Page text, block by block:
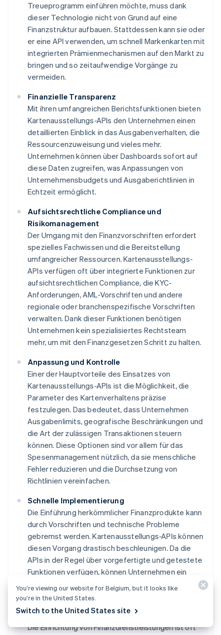
Treueprogramm einführen möchte, muss dank
dieser Technologie nicht von Grund auf eine
Finanzstruktur aufbauen. Stattdessen kann sie oder
er eine API verwenden, um schnell Markenkarten mit
integrierten Prämienmechanismen auf den Markt zu
bringen und so zeitaufwendige Vorgänge zu
vermeiden.
Finanzielle Transparenz
Mit ihren umfangreichen Berichtsfunktionen bieten
Kartenausstellungs-APIs den Unternehmen einen
detaillierten Einblick in das Ausgabenverhalten, die
Ressourcenzuweisung und vieles mehr.
Unternehmen können über Dashboards sofort auf
diese Daten zugreifen, was Anpassungen von
Unternehmensbudgets und Ausgaberichtlinien in
Echtzeit ermöglicht.
Aufsichtsrechtliche Compliance und
Risikomanagement
Der Umgang mit den Finanzvorschriften erfordert
spezielles Fachwissen und die Bereitstellung
umfangreicher Ressourcen. Kartenausstellungs-
APIs verfügen oft über integrierte Funktionen zur
aufsichtsrechtlichen Compliance, die KYC-
Anforderungen, AML-Vorschriften und andere
regionale oder branchenspezifische Vorschriften
verwalten. Dank dieser Funktionen benötigen
Unternehmen kein spezialisiertes Rechtsteam
mehr, um mit den Finanzgesetzen Schritt zu halten.
Anpassung und Kontrolle
Einer der Hauptvorteile des Einsatzes von
Kartenausstellungs-APIs ist die Möglichkeit, die
Parameter des Kartenverhaltens präzise
festzulegen. Das bedeutet, dass Unternehmen
Ausgabenlimits, geografische Beschränkungen und
die Art der zulässigen Transaktionen steuern
können. Diese Optionen sind vor allem für das
Spesenmanagement nützlich, da sie menschliche
Fehler reduzieren und die Durchsetzung von
Richtlinien vereinfachen.
Schnelle Implementierung
Die Einführung herkömmlicher Finanzprodukte kann
durch Vorschriften und technische Probleme
gebremst werden. Kartenausstellungs-APIs können
diesen Vorgang drastisch beschleunigen. Da die
APIs in der Regel über vorgefertigte und getestete
Funktionen verfügen, können Unternehmen ein
Konzept in einem Bruchteil der Zeit auf den Markt
bringen.
Kosteneffizienz
Die Einrichtung von Finanzdienstleistungen ist oft
You’re viewing our website for Belgium, but it looks like
you’re in the United States.
Switch to the United States site